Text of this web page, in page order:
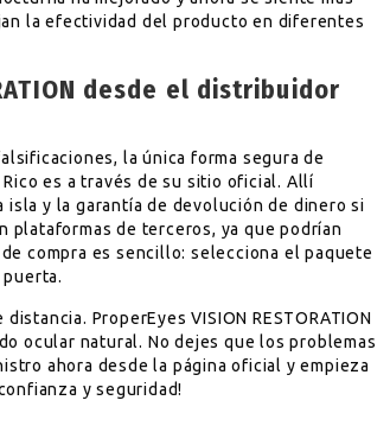
la efectividad del producto en diferentes
desde el distribuidor
la única forma segura de
Rico es a través de su sitio oficial. Allí
y la garantía de devolución de dinero si
plataformas de terceros, ya que podrían
compra es sencillo: selecciona el paquete
ProperEyes VISION RESTORATION
ocular natural. No dejes que los problemas
ahora desde la página oficial y empieza
y seguridad!